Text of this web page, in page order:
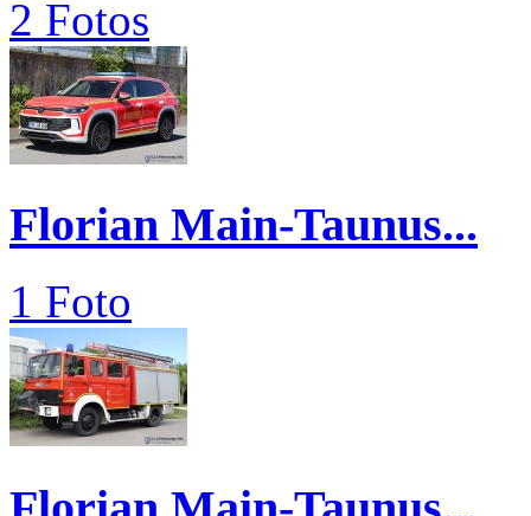
2 Fotos
Florian Main-Taunus...
1 Foto